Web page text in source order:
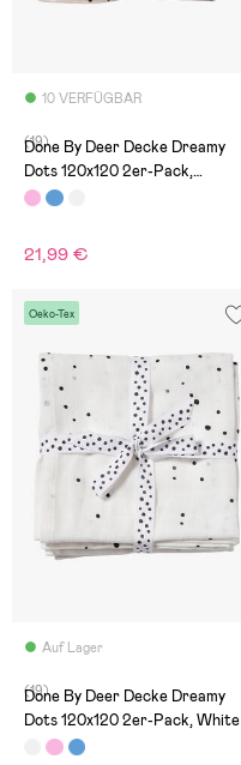
10 VERFÜGBAR
(19)
Done By Deer Decke Dreamy
Dots 120x120 2er-Pack,
Powder
21,99 €
Oeko-Tex
Auf Lager
(19)
Done By Deer Decke Dreamy
Dots 120x120 2er-Pack, White